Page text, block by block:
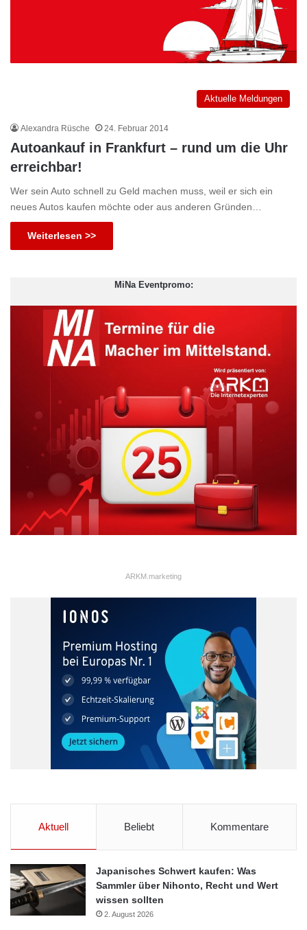
Aktuelle Meldungen
Alexandra Rüsche 24. Februar 2014
Autoankauf in Frankfurt – rund um die Uhr
erreichbar!
Wer sein Auto schnell zu Geld machen muss, weil er sich ein
neues Autos kaufen möchte oder aus anderen Gründen…
Weiterlesen >>
MiNa Eventpromo:
ARKM.marketing
Aktuell Beliebt Kommentare
Japanisches Schwert kaufen: Was
Sammler über Nihonto, Recht und Wert
wissen sollten
2. August 2026